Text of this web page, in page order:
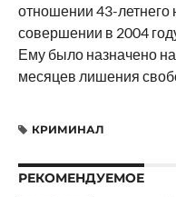
отношении 43-летнего
совершении в 2004
Ему было назначено
месяцев лишения
КРИМИНАЛ
РЕКОМЕНДУЕМОЕ